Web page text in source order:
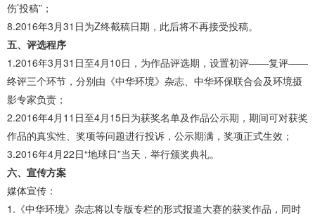
伤’投稿”；
8.2016年3月31日为Z终截稿日期，此后将不再接受投稿。
五、评选程序
1.2016年3月31日至4月10日，为作品评选期，设置初评——复评——
终评三个环节，分别由《中华环境》杂志、中华环保联合会及环境摄
影专家负责；
2.2016年4月11日至4月15日为获奖名单及作品公示期，期间可对获奖
作品的真实性、奖项等问题进行投诉，公示期满，奖项正式生效；
3.2016年4月22日“地球日”当天，举行颁奖典礼。
六、宣传方案
媒体宣传：
1.《中华环境》杂志将以专版专栏的形式报道大赛的获奖作品，同时